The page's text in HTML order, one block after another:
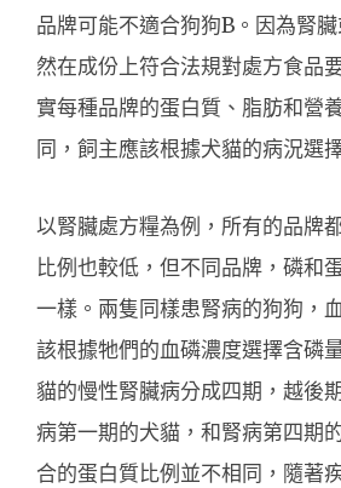
品牌可能不適合狗狗B。因為腎
然在成份上符合法規對處方食品
實每種品牌的蛋白質、脂肪和營
同，飼主應該根據犬貓的病況選
以腎臟處方糧為例，所有的品牌
比例也較低，但不同品牌，磷和
一樣。兩隻同樣患腎病的狗狗，
該根據牠們的血磷濃度選擇含磷
貓的慢性腎臟病分成四期，越後
病第一期的犬貓，和腎病第四期
合的蛋白質比例並不相同，隨著